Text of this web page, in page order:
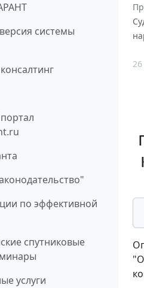
системы
по эффективной
спутниковые
услуги